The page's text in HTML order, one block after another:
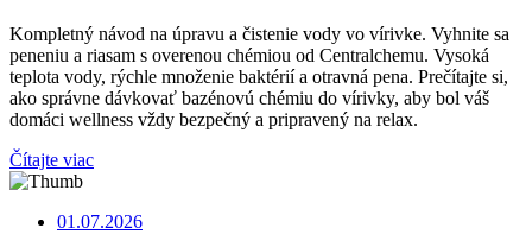
Kompletný návod na úpravu a čistenie vody vo vírivke. Vyhnite sa
peneniu a riasam s overenou chémiou od Centralchemu. Vysoká
teplota vody, rýchle množenie baktérií a otravná pena. Prečítajte si,
ako správne dávkovať bazénovú chémiu do vírivky, aby bol váš
domáci wellness vždy bezpečný a pripravený na relax.
Čítajte viac
01.07.2026